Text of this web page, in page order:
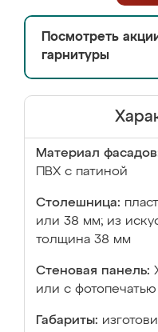
Посмотреть
гарнитуры
Материал
ПВХ с патиной
Столешница:
или 38 мм; из
толщина 38 мм
Стеновая панель:
или с фотопечатью
Габариты: